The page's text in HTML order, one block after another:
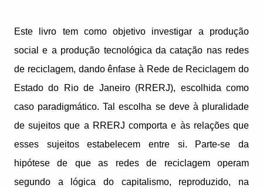
Este livro tem como objetivo investigar a produção
social e a produção tecnológica da catação nas redes
de reciclagem, dando ênfase à Rede de Reciclagem do
Estado do Rio de Janeiro (RRERJ), escolhida como
caso paradigmático. Tal escolha se deve à pluralidade
de sujeitos que a RRERJ comporta e às relações que
esses sujeitos estabelecem entre si. Parte-se da
hipótese de que as redes de reciclagem operam
segundo a lógica do capitalismo, reproduzido, na